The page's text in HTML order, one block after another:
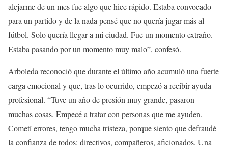
alejarme de un mes fue algo que hice rápido. Estaba convocado
para un partido y de la nada pensé que no quería jugar más al
fútbol. Solo quería llegar a mi ciudad. Fue un momento extraño.
Estaba pasando por un momento muy malo”, confesó.
Arboleda reconoció que durante el último año acumuló una fuerte
carga emocional y que, tras lo ocurrido, empezó a recibir ayuda
profesional. “Tuve un año de presión muy grande, pasaron
muchas cosas. Empecé a tratar con personas que me ayuden.
Cometí errores, tengo mucha tristeza, porque siento que defraudé
la confianza de todos: directivos, compañeros, aficionados. Una